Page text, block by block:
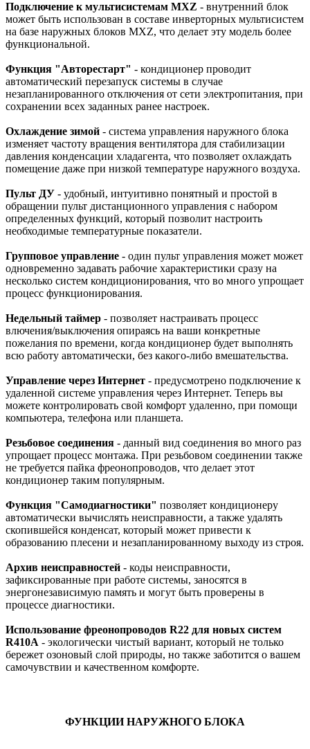
Подключение к мультисистемам MXZ - внутренний блок
может быть использован в составе инверторных мультисистем
на базе наружных блоков MXZ, что делает эту модель более
функциональной.
Функция "Авторестарт" - кондиционер проводит
автоматический перезапуск системы в случае
незапланированного отключения от сети электропитания, при
сохранении всех заданных ранее настроек.
Охлаждение зимой - система управления наружного блока
изменяет частоту вращения вентилятора для стабилизации
давления конденсации хладагента, что позволяет охлаждать
помещение даже при низкой температуре наружного воздуха.
Пульт ДУ - удобный, интуитивно понятный и простой в
обращении пульт дистанционного управления с набором
определенных функций, который позволит настроить
необходимые температурные показатели.
Групповое управление - один пульт управления может может
одновременно задавать рабочие характеристики сразу на
несколько систем кондиционирования, что во много упрощает
процесс функционирования.
Недельный таймер - позволяет настраивать процесс
влючения/выключения опираясь на ваши конкретные
пожелания по времени, когда кондиционер будет выполнять
всю работу автоматически, без какого-либо вмешательства.
Управление через Интернет - предусмотрено подключение к
удаленной системе управления через Интернет. Теперь вы
можете контролировать свой комфорт удаленно, при помощи
компьютера, телефона или планшета.
Резьбовое соединения - данный вид соединения во много раз
упрощает процесс монтажа. При резьбовом соединении также
не требуется пайка фреонопроводов, что делает этот
кондиционер таким популярным.
Функция "Самодиагностики" позволяет кондиционеру
автоматически вычислять неисправности, а также удалять
скопившейся конденсат, который может привести к
образованию плесени и незапланированному выходу из строя.
Архив неисправностей - коды неисправности,
зафиксированные при работе системы, заносятся в
энергонезависимую память и могут быть проверены в
процессе диагностики.
Использование фреонопроводов R22 для новых систем
R410A - экологически чистый вариант, который не только
бережет озоновый слой природы, но также заботится о вашем
самочувствии и качественном комфорте.
ФУНКЦИИ НАРУЖНОГО БЛОКА